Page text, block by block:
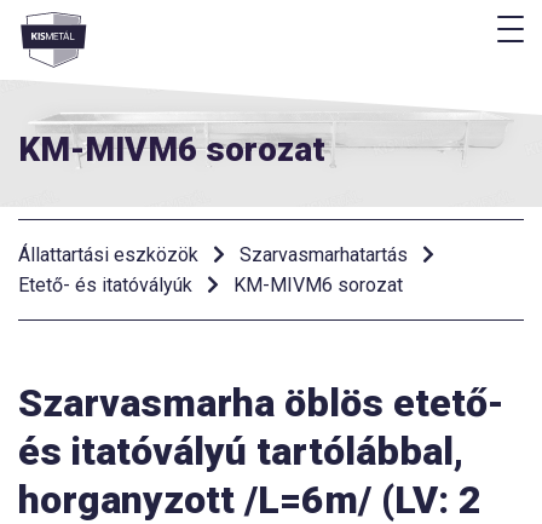
Menü
KM-MIVM6 sorozat
Állattartási eszközök
Szarvasmarhatartás
Etető- és itatóvályúk
KM-MIVM6 sorozat
Szarvasmarha öblös etető-
és itatóvályú tartólábbal,
horganyzott /L=6m/ (LV: 2